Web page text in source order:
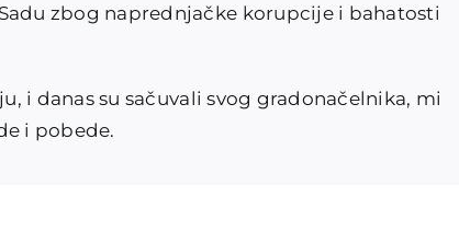
zbog naprednjačke korupcije i bahatosti
i danas su sačuvali svog gradonačelnika, mi
i pobede.